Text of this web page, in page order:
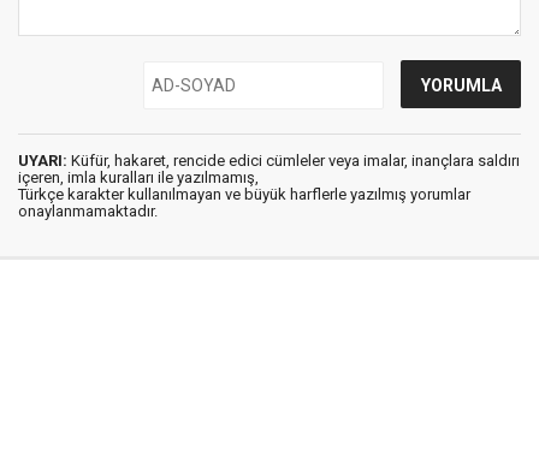
UYARI: Küfür, hakaret, rencide edici cümleler veya imalar, inançlara saldırı
içeren, imla kuralları ile yazılmamış,
Türkçe karakter kullanılmayan ve büyük harflerle yazılmış yorumlar
onaylanmamaktadır.